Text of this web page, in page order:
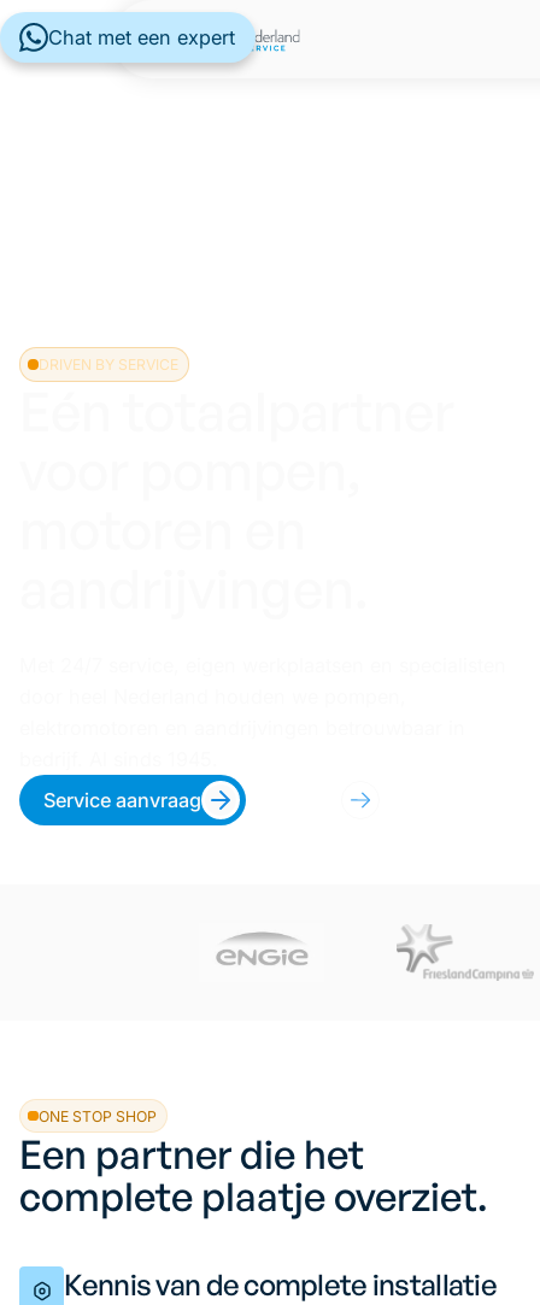
DRIVEN BY SERVICE
Service aanvraag
Producten
ONE STOP SHOP
Een partner die het
complete plaatje overziet.
Kennis van de complete installatie
Chat met een expert